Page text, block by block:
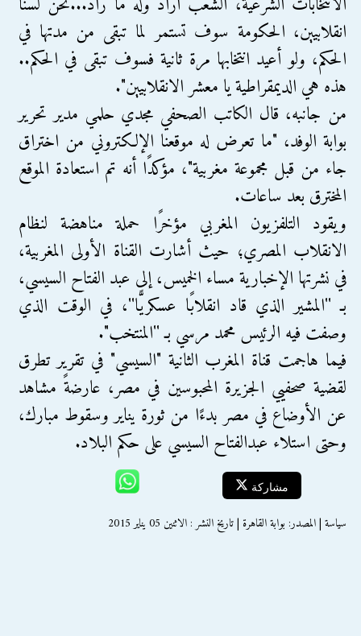
انقلابيين، الحكومة سوف تستمر لما تبقى من مدتها في
الحكم، ولو أعيد انتخابها مرة ثانية فسوف تبقى في الحكم..
هذه هي الديمقراطية يا معشر الانقلابيين".
من جانبه، قال الكاتب الصحفي مجدي حلمي مدير تحرير
بوابة الوفد، "ما تعرض له موقعنا الإلكتروني من اختراق
جاء من قبل مجموعة مغربية"، مؤكدًا أنه تم استعادة الموقع
المخترق بعد ساعات.
ويقود التلفزيون المغربي مؤخرًا حملة مناهضة لنظام
الانقلاب المصري؛ حيث أشارت القناة الأولى المغربية،
في نشرتها الإخبارية مساء الخميس، إلى عبد الفتاح السيسي،
بـ ''المشير الذي قاد انقلابًا عسكريًّا''، في الوقت الذي
وصفت فيه الرئيس محمد مرسي بـ ''المنتخب".
فيما هاجمت قناة المغرب الثانية "السيسي" في تقرير تطرق
لقضية صحفيي الجزيرة المحبوسين في مصر، عارضةً مشاهد
عن الأوضاع في مصر بدءًا من ثورة يناير وسقوط مبارك،
وحتى استلاء عبدالفتاح السيسي على حكم البلاد.
مشاركة
سياسة | المصدر: بوابة القاهرة | تاريخ النشر : الاثنين 05 يناير 2015